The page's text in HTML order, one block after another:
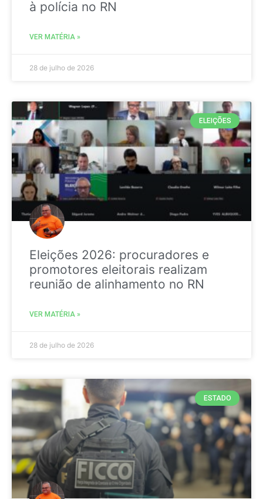
à polícia no RN
VER MATÉRIA »
28 de julho de 2026
ELEIÇÕES
Eleições 2026: procuradores e
promotores eleitorais realizam
reunião de alinhamento no RN
VER MATÉRIA »
28 de julho de 2026
ESTADO